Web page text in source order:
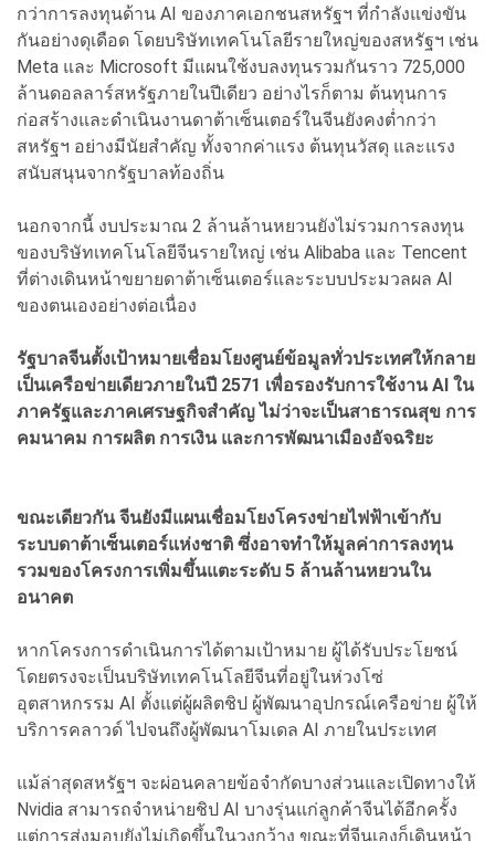
กว่าการลงทุนด้าน AI ของภาคเอกชนสหรัฐฯ ที่กำลังแข่งขัน
กันอย่างดุเดือด โดยบริษัทเทคโนโลยีรายใหญ่ของสหรัฐฯ เช่น
Meta และ Microsoft มีแผนใช้งบลงทุนรวมกันราว 725,000
ล้านดอลลาร์สหรัฐภายในปีเดียว อย่างไรก็ตาม ต้นทุนการ
ก่อสร้างและดำเนินงานดาต้าเซ็นเตอร์ในจีนยังคงต่ำกว่า
สหรัฐฯ อย่างมีนัยสำคัญ ทั้งจากค่าแรง ต้นทุนวัสดุ และแรง
สนับสนุนจากรัฐบาลท้องถิ่น
นอกจากนี้ งบประมาณ 2 ล้านล้านหยวนยังไม่รวมการลงทุน
ของบริษัทเทคโนโลยีจีนรายใหญ่ เช่น Alibaba และ Tencent
ที่ต่างเดินหน้าขยายดาต้าเซ็นเตอร์และระบบประมวลผล AI
ของตนเองอย่างต่อเนื่อง
รัฐบาลจีนตั้งเป้าหมายเชื่อมโยงศูนย์ข้อมูลทั่วประเทศให้กลาย
เป็นเครือข่ายเดียวภายในปี 2571 เพื่อรองรับการใช้งาน AI ใน
ภาครัฐและภาคเศรษฐกิจสำคัญ ไม่ว่าจะเป็นสาธารณสุข การ
คมนาคม การผลิต การเงิน และการพัฒนาเมืองอัจฉริยะ
ขณะเดียวกัน จีนยังมีแผนเชื่อมโยงโครงข่ายไฟฟ้าเข้ากับ
ระบบดาต้าเซ็นเตอร์แห่งชาติ ซึ่งอาจทำให้มูลค่าการลงทุน
รวมของโครงการเพิ่มขึ้นแตะระดับ 5 ล้านล้านหยวนใน
อนาคต
หากโครงการดำเนินการได้ตามเป้าหมาย ผู้ได้รับประโยชน์
โดยตรงจะเป็นบริษัทเทคโนโลยีจีนที่อยู่ในห่วงโซ่
อุตสาหกรรม AI ตั้งแต่ผู้ผลิตชิป ผู้พัฒนาอุปกรณ์เครือข่าย ผู้ให้
บริการคลาวด์ ไปจนถึงผู้พัฒนาโมเดล AI ภายในประเทศ
แม้ล่าสุดสหรัฐฯ จะผ่อนคลายข้อจำกัดบางส่วนและเปิดทางให้
Nvidia สามารถจำหน่ายชิป AI บางรุ่นแก่ลูกค้าจีนได้อีกครั้ง
แต่การส่งมอบยังไม่เกิดขึ้นในวงกว้าง ขณะที่จีนเองก็เดินหน้า